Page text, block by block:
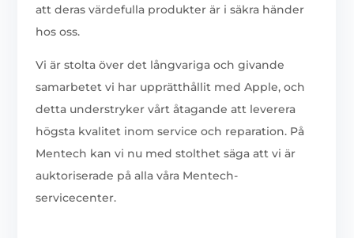
att deras värdefulla produkter är i säkra händer
hos oss.
Vi är stolta över det långvariga och givande
samarbetet vi har upprätthållit med Apple, och
detta understryker vårt åtagande att leverera
högsta kvalitet inom service och reparation. På
Mentech kan vi nu med stolthet säga att vi är
auktoriserade på alla våra Mentech-
servicecenter.